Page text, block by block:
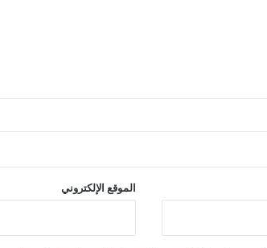
الموقع الإلكتروني